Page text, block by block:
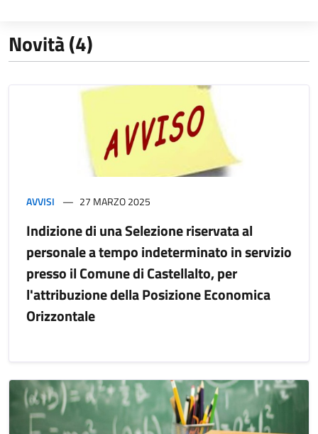
Novità (4)
AVVISI 27 MARZO 2025
Indizione di una Selezione riservata al
personale a tempo indeterminato in servizio
presso il Comune di Castellalto, per
l'attribuzione della Posizione Economica
Orizzontale